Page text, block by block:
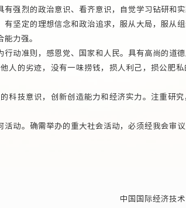
烈的政治意识、看齐意识，自觉学习钻研和实
坚定的理想信念和政治追求，服从大局，服从
能力强。
准则，感恩党、国家和人民。具有高尚的道德
人的劣迹，没有一味捞钱，损人利己，损公肥
技意识，创新创造能力和经济实力。注重研
。确需举办的重大社会活动，必须经我会审议
中国国际经济